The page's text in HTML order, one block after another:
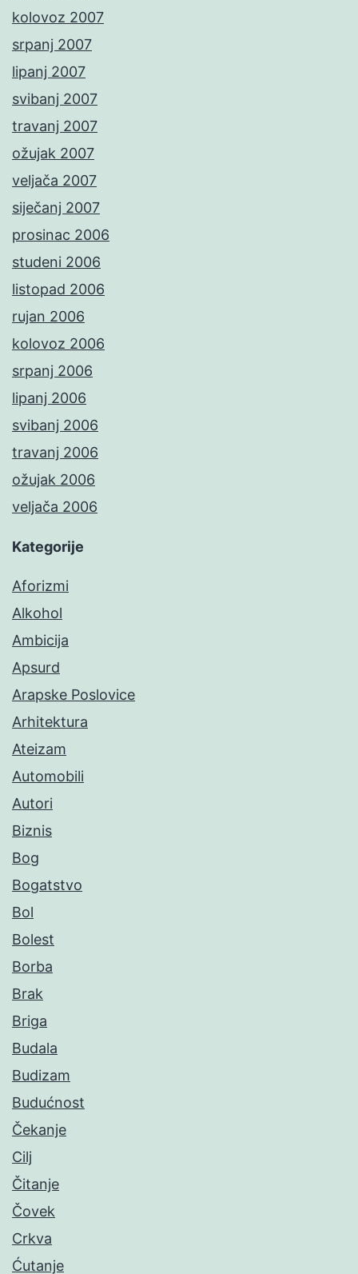
kolovoz 2007
srpanj 2007
lipanj 2007
svibanj 2007
travanj 2007
ožujak 2007
veljača 2007
siječanj 2007
prosinac 2006
studeni 2006
listopad 2006
rujan 2006
kolovoz 2006
srpanj 2006
lipanj 2006
svibanj 2006
travanj 2006
ožujak 2006
veljača 2006
Kategorije
Aforizmi
Alkohol
Ambicija
Apsurd
Arapske Poslovice
Arhitektura
Ateizam
Automobili
Autori
Biznis
Bog
Bogatstvo
Bol
Bolest
Borba
Brak
Briga
Budala
Budizam
Budućnost
Čekanje
Cilj
Čitanje
Čovek
Crkva
Ćutanje